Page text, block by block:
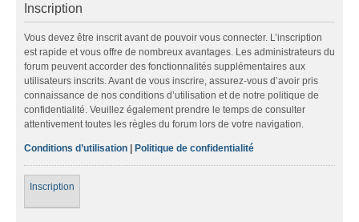
Inscription
Vous devez être inscrit avant de pouvoir vous connecter. L’inscription
est rapide et vous offre de nombreux avantages. Les administrateurs du
forum peuvent accorder des fonctionnalités supplémentaires aux
utilisateurs inscrits. Avant de vous inscrire, assurez-vous d’avoir pris
connaissance de nos conditions d’utilisation et de notre politique de
confidentialité. Veuillez également prendre le temps de consulter
attentivement toutes les règles du forum lors de votre navigation.
Conditions d’utilisation | Politique de confidentialité
Inscription